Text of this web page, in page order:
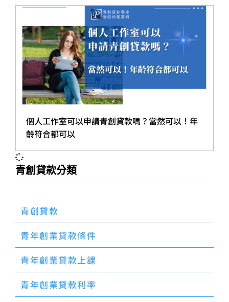
個人工作室可以申請青創貸款嗎？當然可以！年
齡符合都可以
青創貸款分類
青創貸款
青年創業貸款條件
青年創業貸款上課
青年創業貸款利率